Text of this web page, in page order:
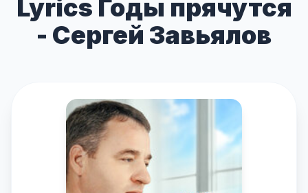
Lyrics Годы прячутся
- Сергей Завьялов